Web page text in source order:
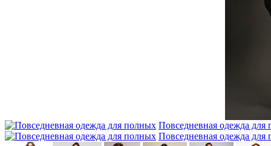
Повседневная одежда для
Повседневная одежда для